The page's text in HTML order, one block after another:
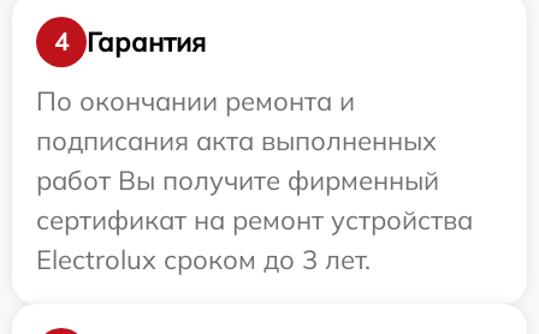
4
Гарантия
По окончании ремонта и
подписания акта выполненных
работ Вы получите фирменный
сертификат на ремонт устройства
Electrolux сроком до 3 лет.